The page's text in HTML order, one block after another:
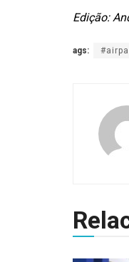
Edição:
ags: